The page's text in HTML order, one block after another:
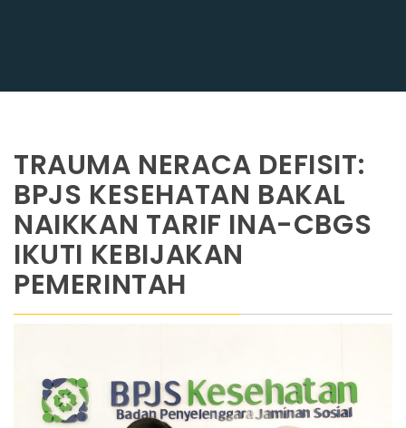
TRAUMA NERACA DEFISIT:
BPJS KESEHATAN BAKAL
NAIKKAN TARIF INA-CBGS
IKUTI KEBIJAKAN
PEMERINTAH